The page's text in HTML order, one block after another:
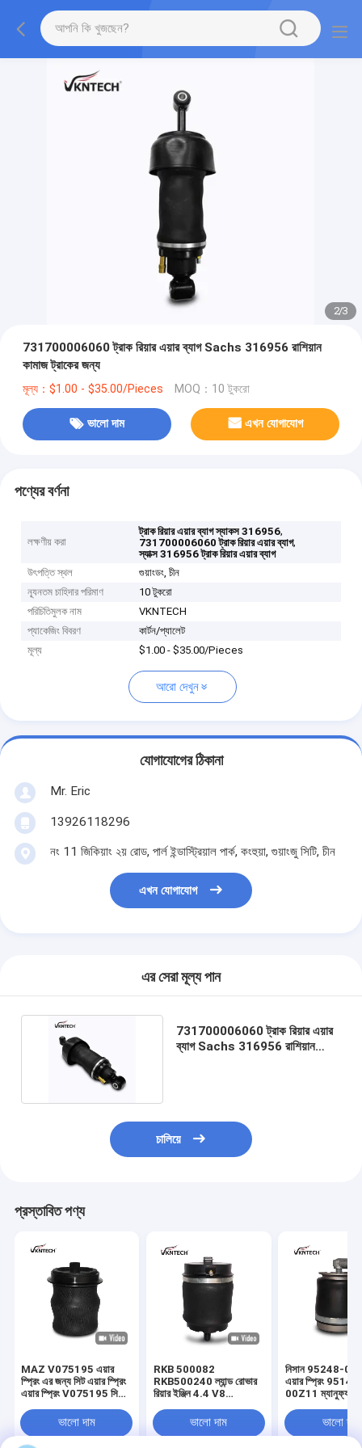
2/3
731700006060 ট্রাক রিয়ার এয়ার ব্যাগ Sachs 316956 রাশিয়ান
কামাজ ট্রাকের জন্য
মূল্য：$1.00 - $35.00/Pieces MOQ：10 টুকরো
ভালো দাম এখন যোগাযোগ
পণ্যের বর্ণনা
লক্ষণীয় করা
ট্রাক রিয়ার এয়ার ব্যাগ স্যাকস 316956,
731700006060 ট্রাক রিয়ার এয়ার ব্যাগ,
স্যাক্স 316956 ট্রাক রিয়ার এয়ার ব্যাগ
উৎপত্তি স্থল
গুয়াংডং, চীন
ন্যূনতম চাহিদার পরিমাণ
10 টুকরো
পরিচিতিমুলক নাম
VKNTECH
প্যাকেজিং বিবরণ
কার্টন/প্যালেট
মূল্য
$1.00 - $35.00/Pieces
আরো দেখুন
যোগাযোগের ঠিকানা
Mr. Eric
13926118296
নং 11 জিকিয়াং ২য় রোড, পার্ল ইন্ডাস্ট্রিয়াল পার্ক, কংহুয়া, গুয়াংজু সিটি, চীন
এখন যোগাযোগ
এর সেরা মূল্য পান
731700006060 ট্রাক রিয়ার এয়ার
ব্যাগ Sachs 316956 রাশিয়ান
চালিয়ে
প্রস্তাবিত পণ্য
MAZ V075195 এয়ার
স্প্রিং এর জন্য সিট এয়ার স্প্রিং
এয়ার স্প্রিং V075195 সিটের
1S075195 দ্বারা
প্রতিস্থাপিত
ভালো দাম
RKB 500082
RKB500240 ল্যান্ড রোভার
রিয়ার ইঞ্জিন 4.4 V8
জন্য ট্রাক সিট এয়ার স্প্রিং
ভালো দাম
নিসান 95248-
এয়ার স্প্রিং
00Z11
ভালো দাম